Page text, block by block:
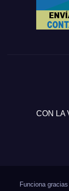
CON LA
Funciona